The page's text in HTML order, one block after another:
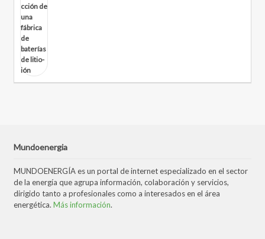
Mundoenergia
MUNDOENERGÍA es un portal de internet especializado en el sector
de la energía que agrupa información, colaboración y servicios,
dirigido tanto a profesionales como a interesados en el área
energética. Más información.